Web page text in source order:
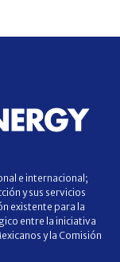
e internacional;
y sus servicios
existente para la
entre la iniciativa
y la Comisión